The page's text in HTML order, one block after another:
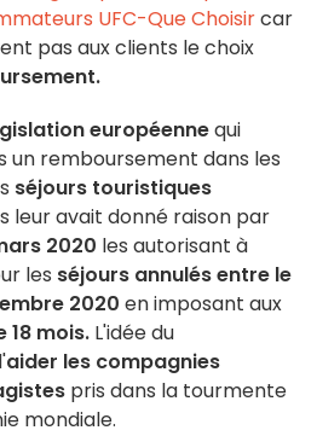
UFC-Que Choisircar
pas aux clients le choix
européennequi
un remboursement dans les
séjours touristiques
leur avait donné raison par
2020 les autorisant à
les séjours annulés entre le
2020 en imposant aux
18 mois. L'idée du
aider les compagnies
pris dans la tourmente
mondiale.